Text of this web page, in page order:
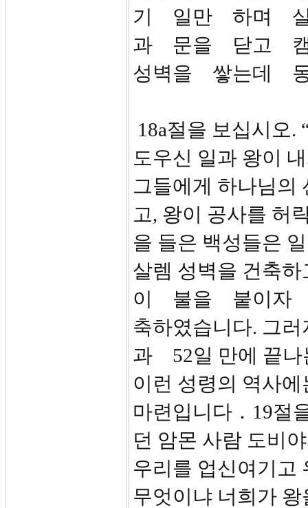
기 일만 하며
과 문을 닫고
성벽을 쌓는데 동
18a절을 보십시오.
도우신 일과 왕이
그들에게 하나님의
고, 왕이 공사를 허
을 들은 백성들은
살렘 성벽을 건축
이 불을 붙이자
축하였습니다. 그
과 52일 만에 끝나
이런 성령의 역
마련입니다．19절
던 암몬 사람 도비
우리를 업신여기고
무엇이냐 너희가